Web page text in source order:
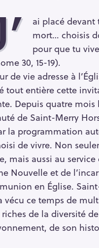
ai placé
mort… choisis
pour que tu
30, 15-19).
de vie adresse à
tout entière cette
Depuis quatre mois
de Saint-Merry
la programmation
de vivre. Non
mais aussi au service
Nouvelle et de
en Église.
vécu ce temps de
de la diversité
de son